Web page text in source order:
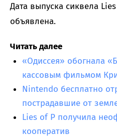
Дата выпуска сиквела
объявлена.
Читать далее
«Одиссея» обогнала
кассовым фильмом
Nintendo бесплатно
пострадавшие от
Lies of P получила
кооператив